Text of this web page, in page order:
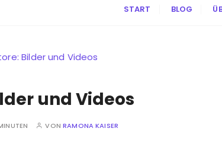
START BLOG
Bilder und Videos
und Videos
VONRAMONA KAISER